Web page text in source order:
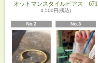
オットマンスタイルピアス 671
4,500円(税込)
No.2 No.3